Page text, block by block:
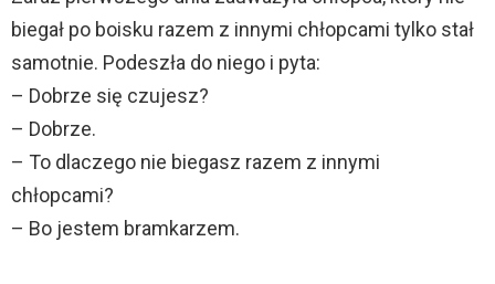
biegał po boisku razem z innymi chłopcami tylko stał
samotnie. Podeszła do niego i pyta:
– Dobrze się czujesz?
– Dobrze.
– To dlaczego nie biegasz razem z innymi
chłopcami?
– Bo jestem bramkarzem.